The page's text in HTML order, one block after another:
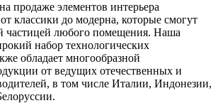
продаже элементов интерьера
классики до модерна, которые смогут
частицей любого помещения. Наша
набор технологических
обладает многообразной
от ведущих отечественных и
в том числе Италии, Индонезии,